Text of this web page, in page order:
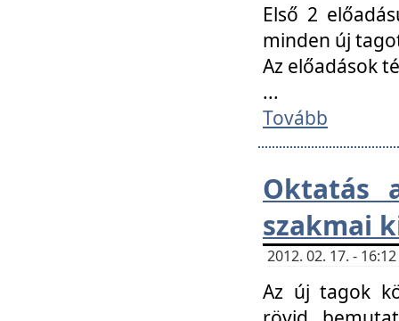
Első 2
minden új
Az előadások
...
Tovább
Oktatás
szakmai
2012. 02. 17. -
Az új tagok